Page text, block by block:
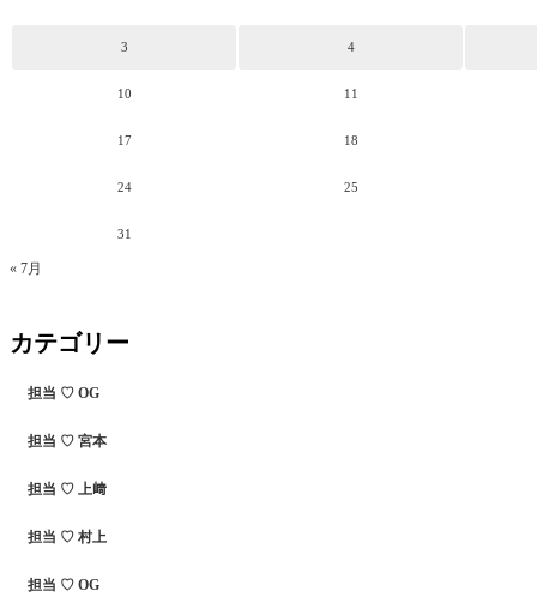
3 4
10 11
17 18
24 25
31
« 7月
カテゴリー
担当 ♡ OG
担当 ♡ 宮本
担当 ♡ 上﨑
担当 ♡ 村上
担当 ♡ OG